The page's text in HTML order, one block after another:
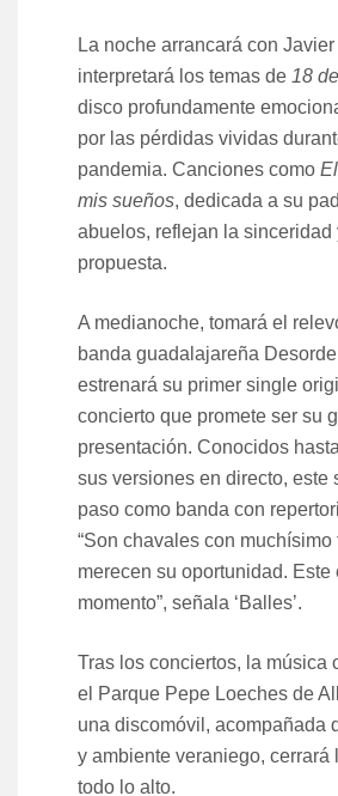
La noche arrancará con
interpretará los temas de 18
disco profundamente
por las pérdidas vividas
pandemia. Canciones como
mis sueños, dedicada a su
abuelos, reflejan la sinceridad
propuesta.
A medianoche, tomará el
banda guadalajareña
estrenará su primer single
concierto que promete ser su
presentación. Conocidos
sus versiones en directo, este
paso como banda con
“Son chavales con muchísimo
merecen su oportunidad. Este
momento”, señala ‘Balles’.
Tras los conciertos, la música
el Parque Pepe Loeches de
una discomóvil, acompañada
y ambiente veraniego, cerrará
todo lo alto.